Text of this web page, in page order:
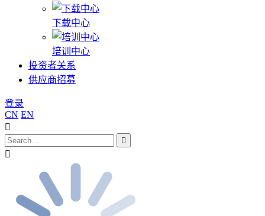
下载中心
培训中心
投资者关系
供应商招募
登录
CN EN